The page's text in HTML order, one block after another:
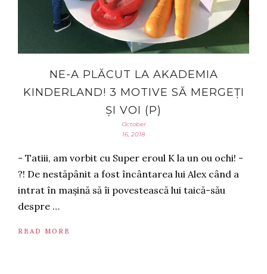
NE-A PLĂCUT LA AKADEMIA
KINDERLAND! 3 MOTIVE SĂ MERGEȚI
ȘI VOI (P)
October
16, 2018
- Tatiii, am vorbit cu Super eroul K la un ou ochi! -
?! De nestăpânit a fost încântarea lui Alex când a
intrat în mașină să îi povestească lui taică-său
despre …
READ MORE